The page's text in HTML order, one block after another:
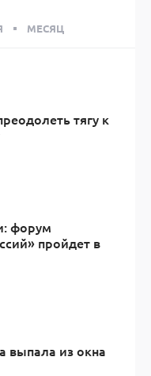
МЕСЯЦ
тягу к
форум
пройдет в
выпала из окна